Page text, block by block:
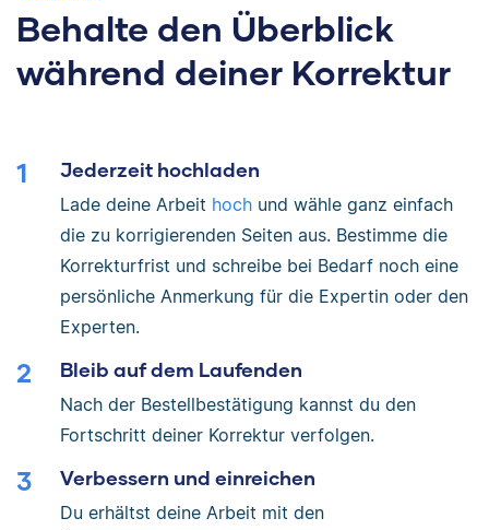
Behalte den Überblick
während deiner Korrektur
Jederzeit hochladen
Lade deine Arbeit hoch und wähle ganz einfach
die zu korrigierenden Seiten aus. Bestimme die
Korrekturfrist und schreibe bei Bedarf noch eine
persönliche Anmerkung für die Expertin oder den
Experten.
Bleib auf dem Laufenden
Nach der Bestellbestätigung kannst du den
Fortschritt deiner Korrektur verfolgen.
Verbessern und einreichen
Du erhältst deine Arbeit mit den